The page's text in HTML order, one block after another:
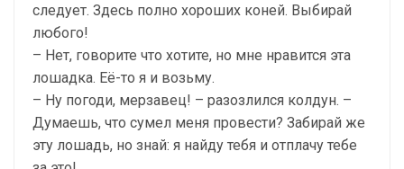
следует. Здесь полно хороших коней. Выбирай
любого!
– Нет, говорите что хотите, но мне нравится эта
лошадка. Её-то я и возьму.
– Ну погоди, мерзавец! – разозлился колдун. –
Думаешь, что сумел меня провести? Забирай же
эту лошадь, но знай: я найду тебя и отплачу тебе